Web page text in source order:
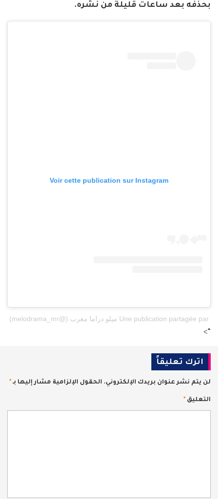
بحذفه بعد ساعات قليلة من نشره.
Voir cette publication sur Instagram
Une publication partagée par ميلو دراما مغرب (@melodrama_mr)
“>
اترك تعليقاً
لن يتم نشر عنوان بريدك الإلكتروني. الحقول الإلزامية مشار إليها بـ *
التعليق *